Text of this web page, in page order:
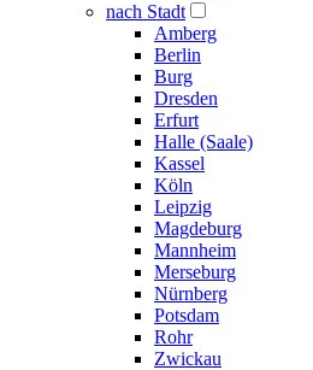
nach Stadt
Amberg
Berlin
Burg
Dresden
Erfurt
Halle (Saale)
Kassel
Köln
Leipzig
Magdeburg
Mannheim
Merseburg
Nürnberg
Potsdam
Rohr
Zwickau